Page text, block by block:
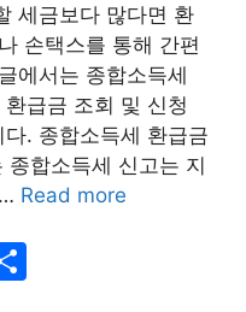
세금보다 많다면 환
손택스를 통해 간편
에서는 종합소득세
급금 조회 및 신청
. 종합소득세 환급금
합소득세 신고는 지
Read more